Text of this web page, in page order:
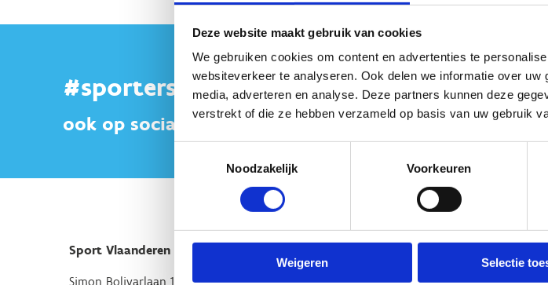
Deze website maakt gebruik van cookies
We gebruiken cookies om content en advertenties te
websiteverkeer te analyseren. Ook delen we informatie over
media, adverteren en analyse. Deze partners kunnen deze
verstrekt of die ze hebben verzameld op basis van uw gebruik
Noodzakelijk
Voorkeuren
Weigeren Selectie
#sportersbelevenmeer
ook op sociale media
Sport Vlaanderen Hoofdzetel
Simon Bolivarlaan 17 Wie zijn we, wat doen we